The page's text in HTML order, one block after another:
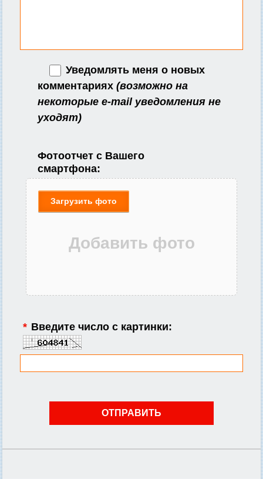
Уведомлять меня о новых
комментариях (возможно на
некоторые e-mail уведомления не
уходят)
Фотоотчет с Вашего
смартфона:
Загрузить фото
* Введите число с картинки: